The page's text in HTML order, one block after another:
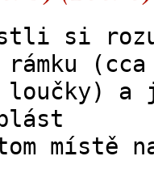
si
(cca
loučky) a
místě